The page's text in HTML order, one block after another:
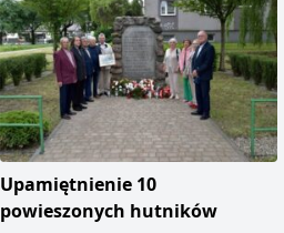
Upamiętnienie 10
powieszonych hutników